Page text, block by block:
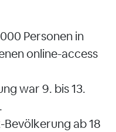
Personen in
online-access
war 9. bis 13.
ab 18